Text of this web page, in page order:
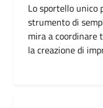
Lo sportello
strumento di
mira a
la creazione di